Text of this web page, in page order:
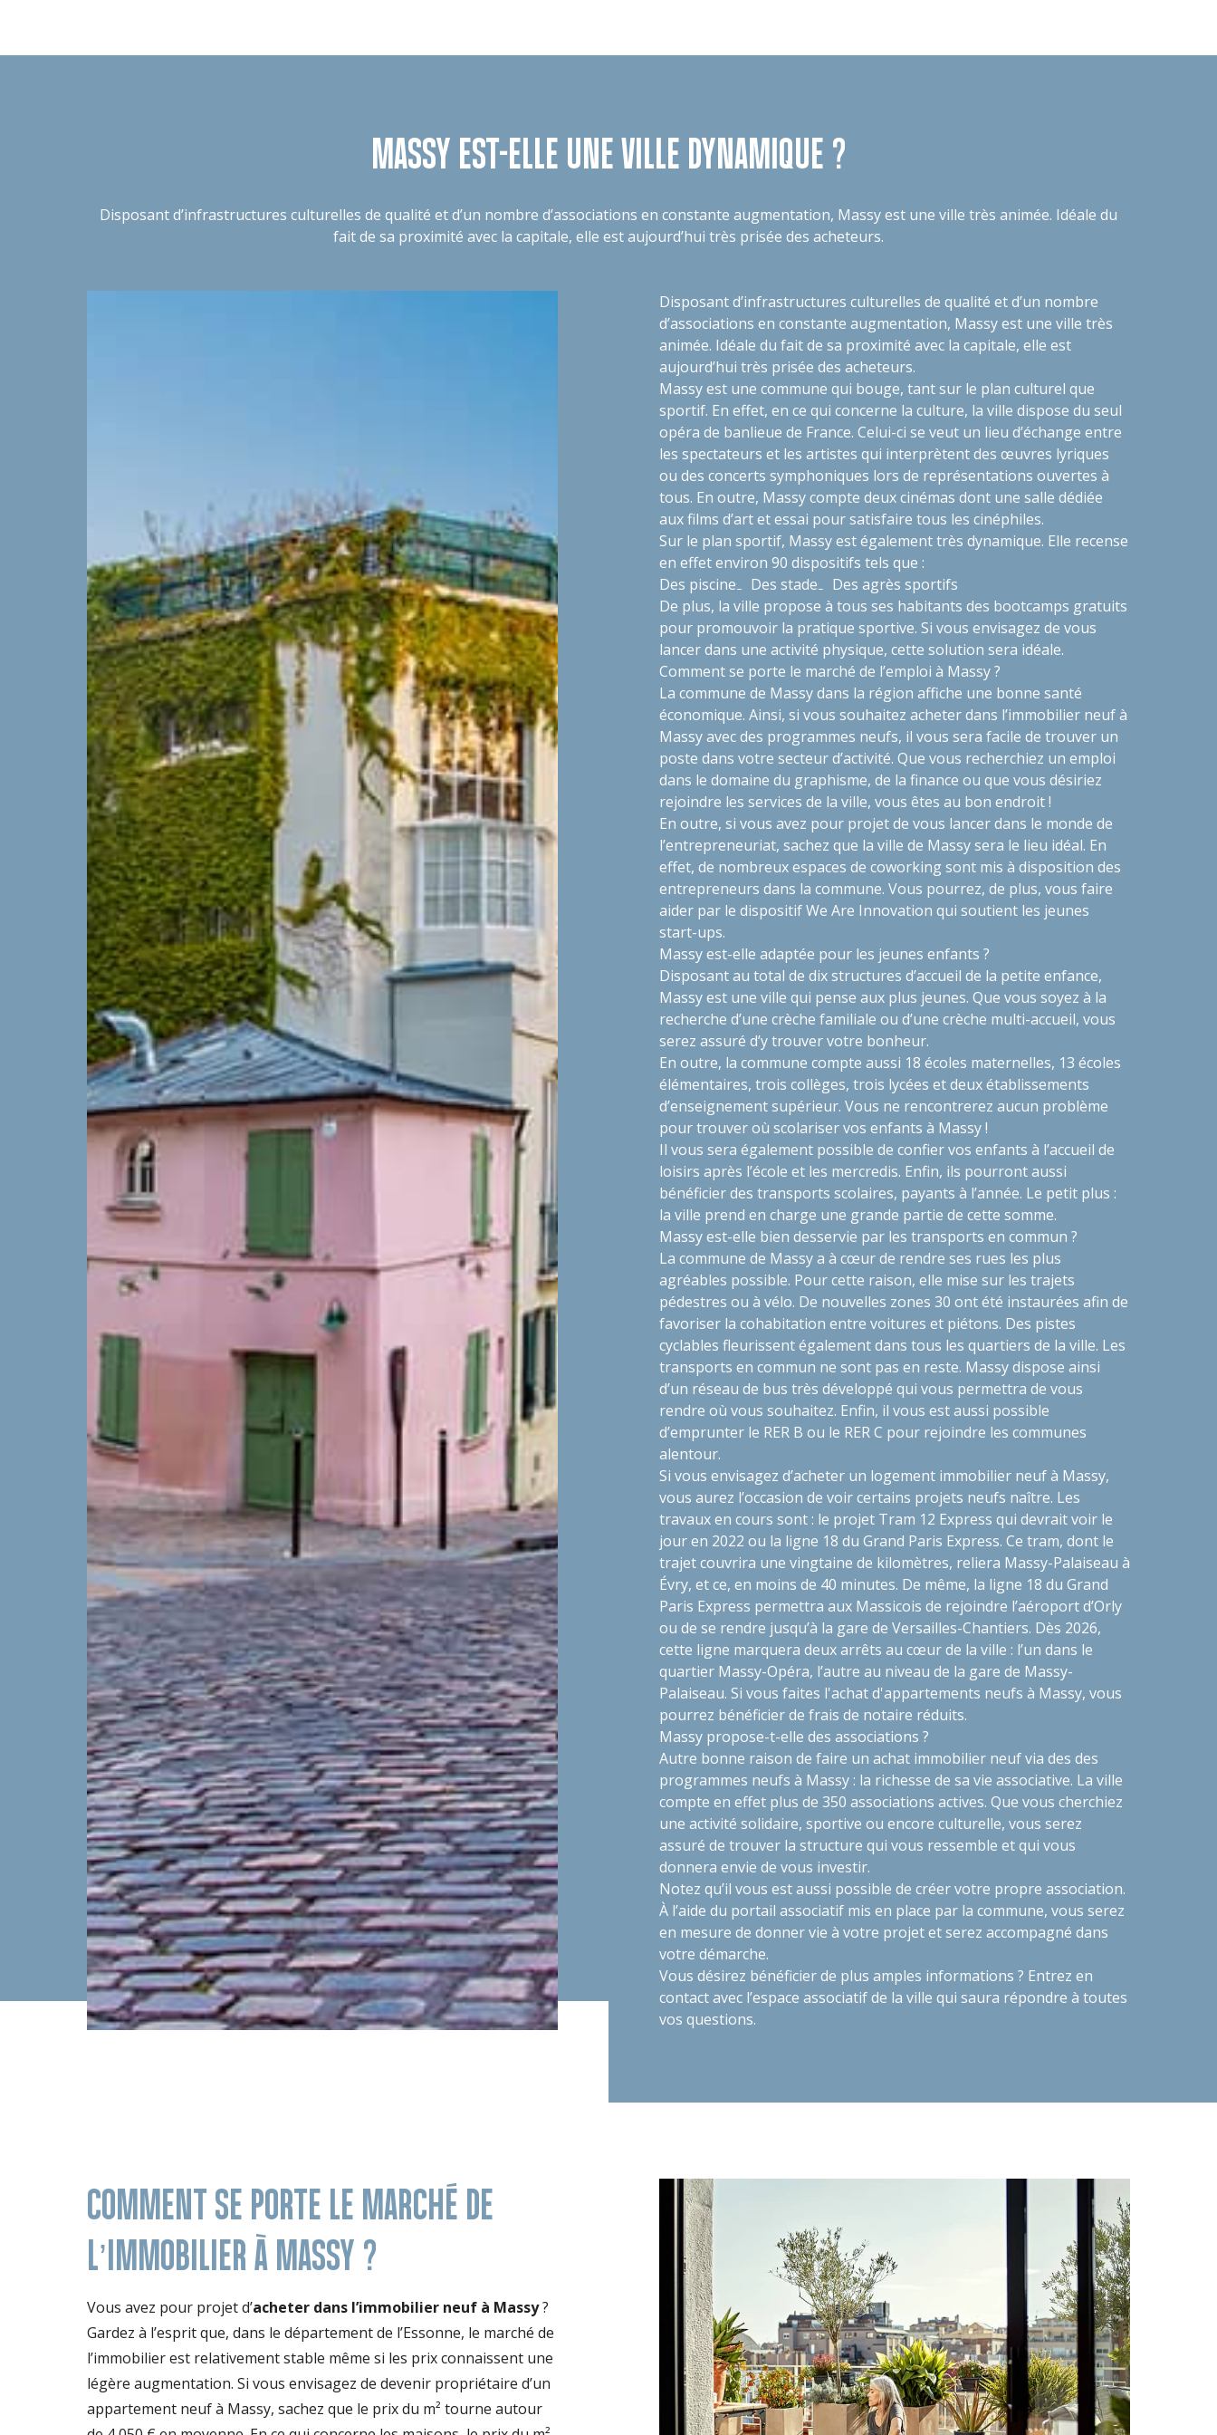
MASSY EST-ELLE UNE VILLE DYNAMIQUE ?
Disposant d’infrastructures culturelles de qualité et d’un nombre d’associations en constante augmentation, Massy est une ville très animée. Idéale du
fait de sa proximité avec la capitale, elle est aujourd’hui très prisée des acheteurs.
Disposant d’infrastructures culturelles de qualité et d’un nombre
d’associations en constante augmentation, Massy est une ville très
animée. Idéale du fait de sa proximité avec la capitale, elle est
aujourd’hui très prisée des acheteurs.
Massy est une commune qui bouge, tant sur le plan culturel que
sportif. En effet, en ce qui concerne la culture, la ville dispose du seul
opéra de banlieue de France. Celui-ci se veut un lieu d’échange entre
les spectateurs et les artistes qui interprètent des œuvres lyriques
ou des concerts symphoniques lors de représentations ouvertes à
tous. En outre, Massy compte deux cinémas dont une salle dédiée
aux films d’art et essai pour satisfaire tous les cinéphiles.
Sur le plan sportif, Massy est également très dynamique. Elle recense
en effet environ 90 dispositifs tels que :
Des piscines Des stades Des agrès sportifs
De plus, la ville propose à tous ses habitants des bootcamps gratuits
pour promouvoir la pratique sportive. Si vous envisagez de vous
lancer dans une activité physique, cette solution sera idéale.
Comment se porte le marché de l’emploi à Massy ?
La commune de Massy dans la région affiche une bonne santé
économique. Ainsi, si vous souhaitez acheter dans l’immobilier neuf à
Massy avec des programmes neufs, il vous sera facile de trouver un
poste dans votre secteur d’activité. Que vous recherchiez un emploi
dans le domaine du graphisme, de la finance ou que vous désiriez
rejoindre les services de la ville, vous êtes au bon endroit !
En outre, si vous avez pour projet de vous lancer dans le monde de
l’entrepreneuriat, sachez que la ville de Massy sera le lieu idéal. En
effet, de nombreux espaces de coworkingsont mis à disposition des
entrepreneurs dans la commune. Vous pourrez, de plus, vous faire
aider par le dispositif We Are Innovation qui soutient les jeunes
start-ups.
Massy est-elle adaptée pour les jeunes enfants ?
Disposant au total de dix structures d’accueil de la petite enfance,
Massy est une ville qui pense aux plus jeunes. Que vous soyez à la
recherche d’une crèche familiale ou d’une crèche multi-accueil, vous
serez assuré d’y trouver votre bonheur.
En outre, la commune compte aussi 18 écoles maternelles, 13 écoles
élémentaires, trois collèges, trois lycées et deux établissements
d’enseignement supérieur. Vous ne rencontrerez aucun problème
pour trouver où scolariser vos enfants à Massy !
Il vous sera également possible de confier vos enfants à l’accueil de
loisirs après l’école et les mercredis. Enfin, ils pourront aussi
bénéficier des transports scolaires, payants à l’année. Le petit plus :
la ville prend en charge une grande partie de cette somme.
Massy est-elle bien desservie par les transports en commun ?
La commune de Massy a à cœur de rendre ses rues les plus
agréables possible. Pour cette raison, elle mise sur les trajets
pédestres ou à vélo. De nouvelles zones 30 ont été instaurées afin de
favoriser la cohabitation entre voitures et piétons. Des pistes
cyclables fleurissent également dans tous les quartiers de la ville. Les
transports en commun ne sont pas en reste. Massy dispose ainsi
d’un réseau de bus très développé qui vous permettra de vous
rendre où vous souhaitez. Enfin, il vous est aussi possible
d’emprunter le RER B ou le RER C pour rejoindre les communes
alentour.
Si vous envisagez d’acheter un logement immobilier neuf à Massy,
vous aurez l’occasion de voir certains projets neufs naître. Les
travaux en cours sont : le projet Tram 12 Express qui devrait voir le
jour en 2022 ou la ligne 18 du Grand Paris Express. Ce tram, dont le
trajet couvrira une vingtaine de kilomètres, reliera Massy-Palaiseau à
Évry, et ce, en moins de 40 minutes. De même, la ligne 18 du Grand
Paris Express permettra aux Massicois de rejoindre l’aéroport d’Orly
ou de se rendre jusqu’à la gare de Versailles-Chantiers. Dès 2026,
cette ligne marquera deux arrêts au cœur de la ville : l’un dans le
quartier Massy-Opéra, l’autre au niveau de la gare de Massy-
Palaiseau. Si vous faites l'achat d'appartements neufs à Massy, vous
pourrez bénéficier de frais de notaire réduits.
Massy propose-t-elle des associations ?
Autre bonne raison de faire un achat immobilier neuf via des des
programmes neufs à Massy : la richesse de sa vie associative. La ville
compte en effet plus de 350 associations actives. Que vous cherchiez
une activité solidaire, sportive ou encore culturelle, vous serez
assuré de trouver la structure qui vous ressemble et qui vous
donnera envie de vous investir.
Notez qu’il vous est aussi possible de créer votre propre association.
À l’aide du portail associatif mis en place par la commune, vous serez
en mesure de donner vie à votre projet et serez accompagné dans
votre démarche.
Vous désirez bénéficier de plus amples informations ? Entrez en
contact avec l’espace associatif de la ville qui saura répondre à toutes
vos questions.
COMMENT SE PORTE LE MARCHÉ DE
L’IMMOBILIER À MASSY ?
Vous avez pour projet d’acheter dans l’immobilier neuf à Massy?
Gardez à l’esprit que, dans le département de l’Essonne, le marché de
l’immobilier est relativement stable même si les prix connaissent une
légère augmentation. Si vous envisagez de devenir propriétaire d’un
appartement neuf à Massy, sachez que le prix du m² tourne autour